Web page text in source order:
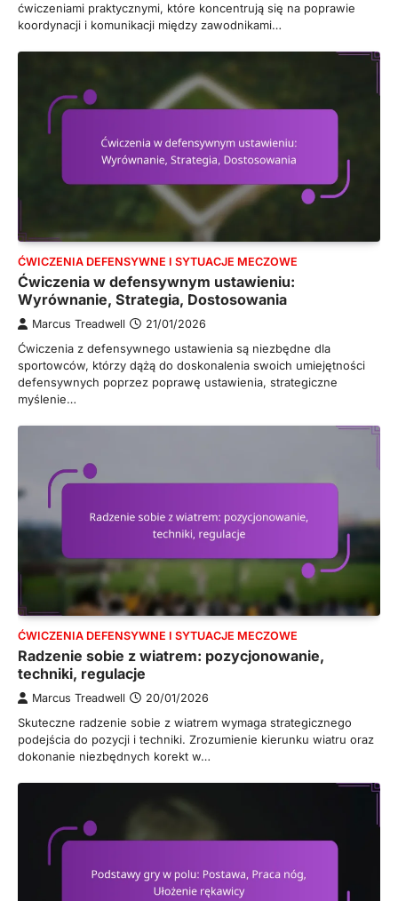
ćwiczeniami praktycznymi, które koncentrują się na poprawie
koordynacji i komunikacji między zawodnikami…
ĆWICZENIA DEFENSYWNE I SYTUACJE MECZOWE
Ćwiczenia w defensywnym ustawieniu:
Wyrównanie, Strategia, Dostosowania
Marcus Treadwell 21/01/2026
Ćwiczenia z defensywnego ustawienia są niezbędne dla
sportowców, którzy dążą do doskonalenia swoich umiejętności
defensywnych poprzez poprawę ustawienia, strategiczne
myślenie…
ĆWICZENIA DEFENSYWNE I SYTUACJE MECZOWE
Radzenie sobie z wiatrem: pozycjonowanie,
techniki, regulacje
Marcus Treadwell 20/01/2026
Skuteczne radzenie sobie z wiatrem wymaga strategicznego
podejścia do pozycji i techniki. Zrozumienie kierunku wiatru oraz
dokonanie niezbędnych korekt w…